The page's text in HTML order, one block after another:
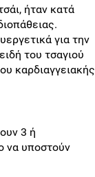
ήταν κατά
για την
του τσαγιού
καρδιαγγειακής
3 ή
να υποστούν